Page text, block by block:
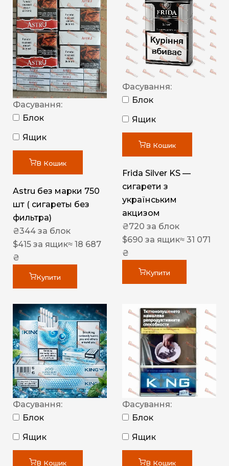
Фасування:
Блок
Ящик
В Кошик
Astru без марки 750
шт ( сигареты без
фильтра)
₴344 за блок
$415 за ящик≈ 18 687
₴
Купити
Фасування:
Блок
Ящик
В Кошик
Frida Silver KS —
сигарети з
українським
акцизом
₴720 за блок
$690 за ящик≈ 31 071
₴
Купити
Фасування:
Блок
Ящик
В Кошик
Фасування:
Блок
Ящик
В Кошик